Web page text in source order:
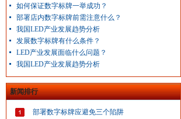
如何保证数字标牌一举成功？
部署店内数字标牌前需注意什么？
我国LED产业发展趋势分析
发展数字标牌有什么条件？
LED产业发展面临什么问题？
我国LED产业发展趋势分析
新闻排行
部署数字标牌应避免三个陷阱